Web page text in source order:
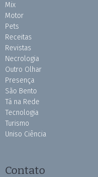
Mix
Motor
Pets
Receitas
Revistas
Necrologia
Outro Olhar
Presença
São Bento
Tá na Rede
Tecnologia
Turismo
Uniso Ciência
Contato